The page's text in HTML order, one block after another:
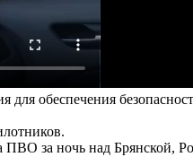
обеспечения
за ночь над Брянской,